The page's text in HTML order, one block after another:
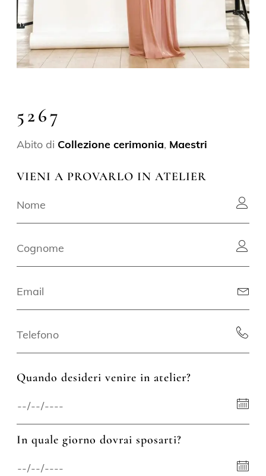
5267
Abito di Collezione cerimonia, Maestri
VIENI A PROVARLO IN ATELIER
Quando desideri venire in atelier?
In quale giorno dovrai sposarti?